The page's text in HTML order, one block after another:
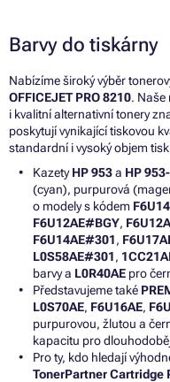
Barvy do tiskárny
Nabízíme široký výběr
OFFICEJET PRO 8210.
i kvalitní alternativní tonery
poskytují vynikající tiskovou
standardní i vysoký objem
KazetyHP 953a HP
(cyan), purpurová
o modely s kódem
F6U12AE#BGY,
F6U14AE#301,
L0S58AE#301,
barvy a L0R40AE pro
Představujeme také
L0S70AE, F6U16AE,
purpurovou, žlutou a
kapacitu pro
Pro ty, kdo hledají
TonerPartner Cartridge